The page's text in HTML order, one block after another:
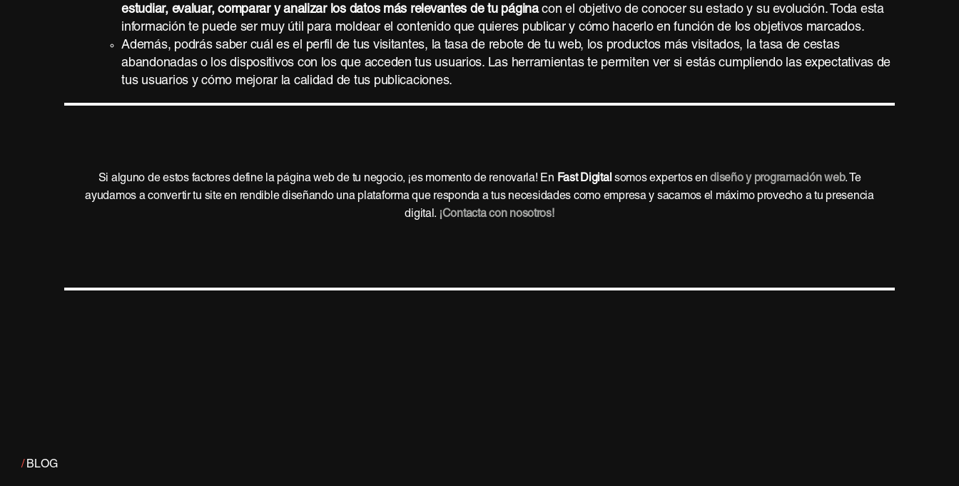
estudiar, evaluar, comparar y analizar los datos más relevantes de tu páginacon el objetivo de conocer su estado y su evolución. Toda esta
información te puede ser muy útil para moldear el contenido que quieres publicar y cómo hacerlo en función de los objetivos marcados.
Además, podrás saber cuál es el perfil de tus visitantes, la tasa de rebote de tu web, los productos más visitados, la tasa de cestas
abandonadas o los dispositivos con los que acceden tus usuarios. Las herramientas te permiten ver si estás cumpliendo las expectativas de
tus usuarios y cómo mejorar la calidad de tus publicaciones.
Si alguno de estos factores define la página web de tu negocio, ¡es momento de renovarla! En Fast Digital somos expertos endiseño y programación web. Te
ayudamos a convertir tu site en rendible diseñando una plataforma que responda a tus necesidades como empresa y sacamos el máximo provecho a tu presencia
digital. ¡Contacta con nosotros!
/BLOG